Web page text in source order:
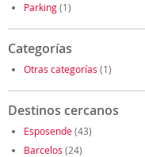
Parking(1)
Categorías
Otras categorías (1)
Destinos cercanos
Esposende(43)
Barcelos (24)